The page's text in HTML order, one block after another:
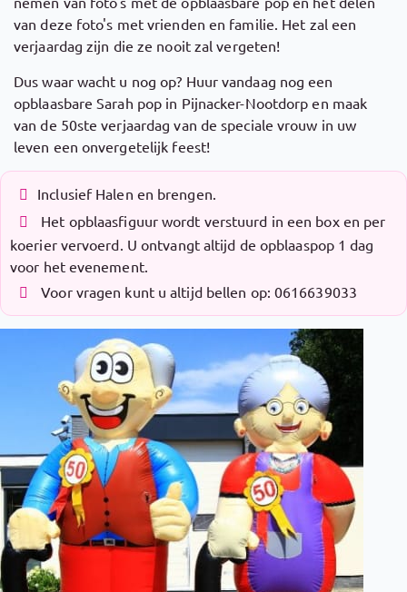
van deze foto's met vrienden en familie. Het zal een
verjaardag zijn die ze nooit zal vergeten!
Dus waar wacht u nog op? Huur vandaag nog een
opblaasbare Sarah pop in Pijnacker-Nootdorp en maak
van de 50ste verjaardag van de speciale vrouw in uw
leven een onvergetelijk feest!
Inclusief Halen en brengen.
Het opblaasfiguur wordt verstuurd in een box en per
koerier vervoerd. U ontvangt altijd de opblaaspop 1 dag
voor het evenement.
Voor vragen kunt u altijd bellen op: 0616639033